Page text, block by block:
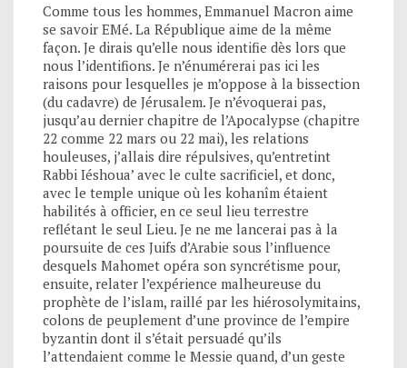
Comme tous les hommes, Emmanuel Macron aime
se savoir EMé. La République aime de la même
façon. Je dirais qu’elle nous identifie dès lors que
nous l’identifions. Je n’énumérerai pas ici les
raisons pour lesquelles je m’oppose à la bissection
(du cadavre) de Jérusalem. Je n’évoquerai pas,
jusqu’au dernier chapitre de l’Apocalypse (chapitre
22 comme 22 mars ou 22 mai), les relations
houleuses, j’allais dire répulsives, qu’entretint
Rabbi Iéshoua’ avec le culte sacrificiel, et donc,
avec le temple unique où les kohanîm étaient
habilités à officier, en ce seul lieu terrestre
reflétant le seul Lieu. Je ne me lancerai pas à la
poursuite de ces Juifs d’Arabie sous l’influence
desquels Mahomet opéra son syncrétisme pour,
ensuite, relater l’expérience malheureuse du
prophète de l’islam, raillé par les hiérosolymitains,
colons de peuplement d’une province de l’empire
byzantin dont il s’était persuadé qu’ils
l’attendaient comme le Messie quand, d’un geste